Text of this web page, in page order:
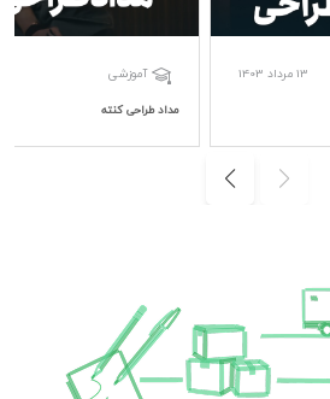
13 مرداد 1403 آموزشی
مداد طراحی کنته